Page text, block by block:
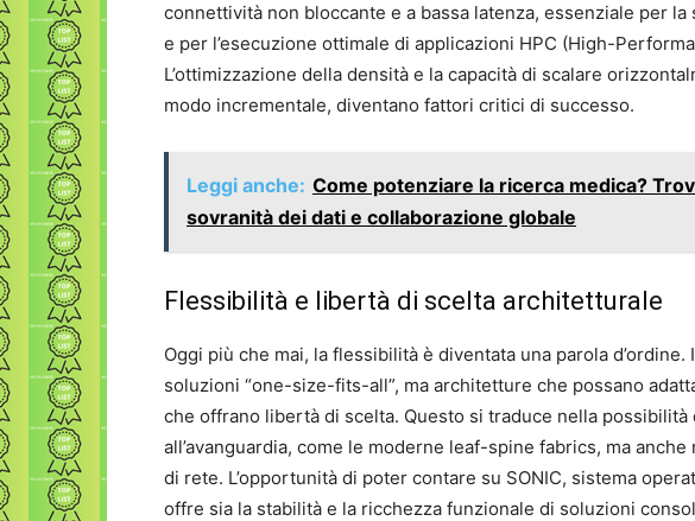
connettività non bloccante e a bassa latenza, essenziale per
e per l’esecuzione ottimale di applicazioni HPC (High-
L’ottimizzazione della densità e la capacità di scalare
modo incrementale, diventano fattori critici di successo.
Leggi anche: Come potenziare la ricerca medica?
sovranità dei dati e collaborazione globale
Flessibilità e libertà di scelta architetturale
Oggi più che mai, la flessibilità è diventata una parola
soluzioni “one-size-fits-all”, ma architetture che possano
che offrano libertà di scelta. Questo si traduce nella
all’avanguardia, come le moderne leaf-spine fabrics, ma
di rete. L’opportunità di poter contare su SONIC, sistema
offre sia la stabilità e la ricchezza funzionale di soluzioni